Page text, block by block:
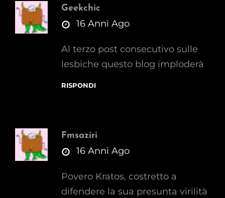
Geekchic
says:16 Anni Ago
Al terzo post consecutivo sulle
lesbiche questo blog imploderà
RISPONDI
Fmsaziri
says:16 Anni Ago
Povero Kratos, costretto a
difendere la sua presunta virilità